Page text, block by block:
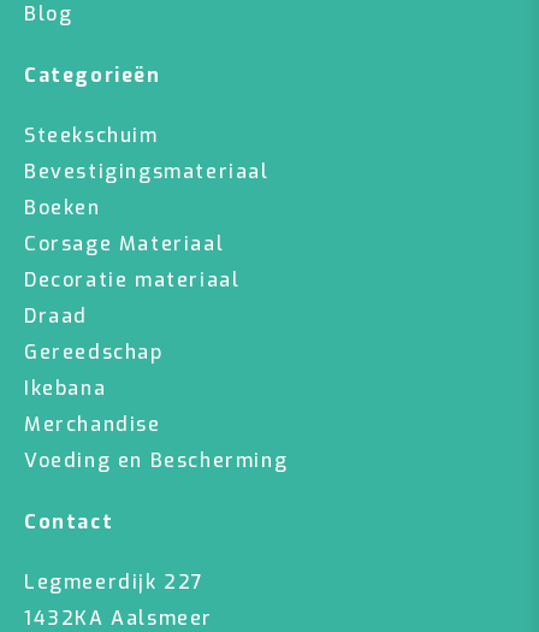
Blog
Categorieën
Steekschuim
Bevestigingsmateriaal
Boeken
Corsage Materiaal
Decoratie materiaal
Draad
Gereedschap
Ikebana
Merchandise
Voeding en Bescherming
Contact
Legmeerdijk 227
1432KA Aalsmeer